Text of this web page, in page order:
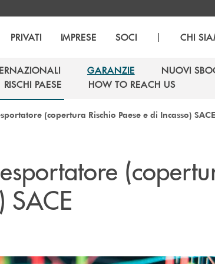
PRIVATI IMPRESE SOCI | CHI
GARANZIE
GARANZIE
NUOVI
NUOVI
RISCHI PAESE
RISCHI PAESE
HOW TO REACH US
(copertura Rischio Paese e di Incasso) SACE
SACE